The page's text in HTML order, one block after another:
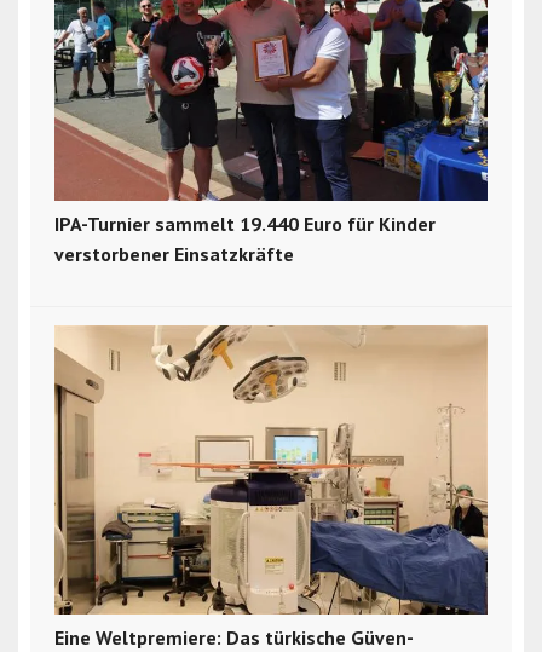
IPA-Turnier sammelt 19.440 Euro für Kinder
verstorbener Einsatzkräfte
Eine Weltpremiere: Das türkische Güven-